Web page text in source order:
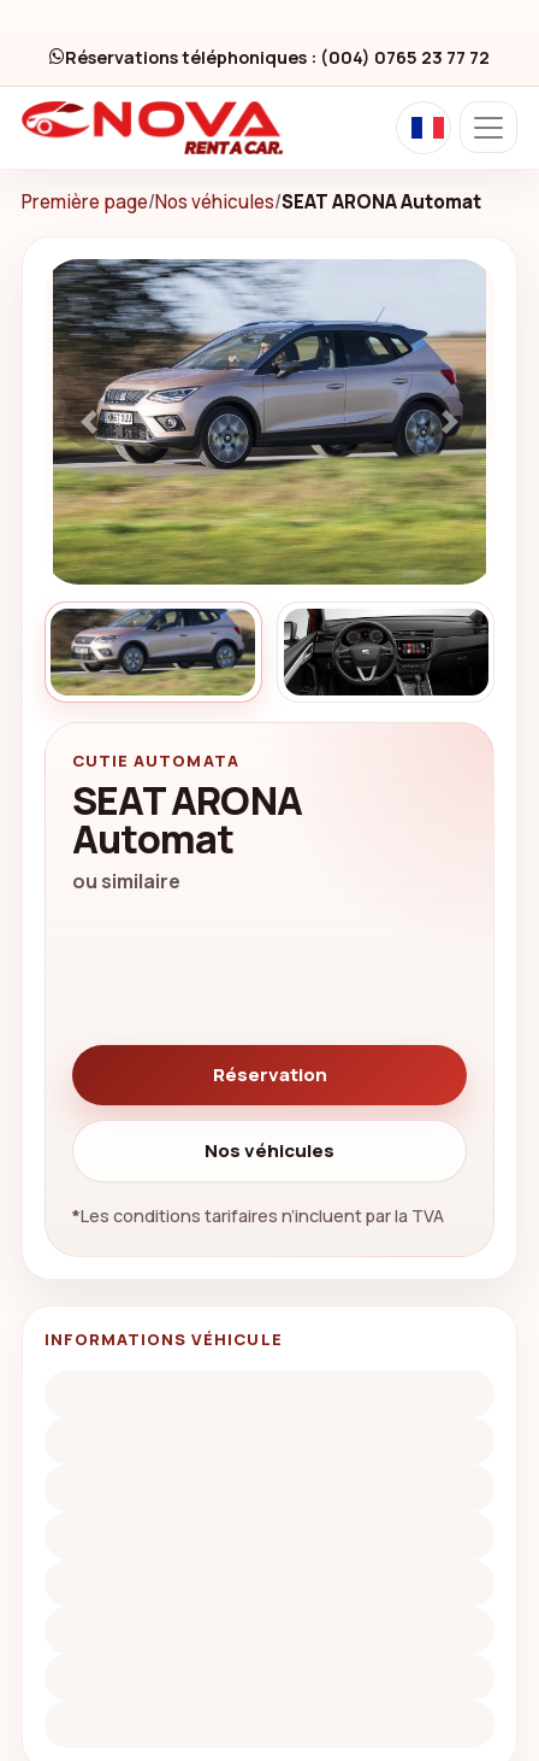
Réservations téléphoniques : (004) 0765 23 77 72
Première page/Nos véhicules/SEAT ARONA Automat
Previous Next
CUTIE AUTOMATA
SEAT ARONA
Automat
ou similaire
Réservation
Nos véhicules
*Les conditions tarifaires n’incluent par la TVA
INFORMATIONS VÉHICULE